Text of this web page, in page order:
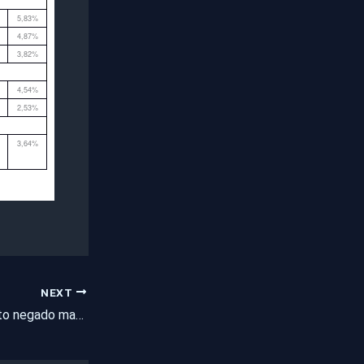
5,83%
4,87%
3,82%
4,54%
2,53%
3,64%
NEXT
Deus no Jornal: Parto negado mata mãe e bebê em Pentecoste